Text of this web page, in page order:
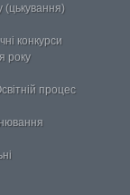
(цькування)
конкурси
року
процес